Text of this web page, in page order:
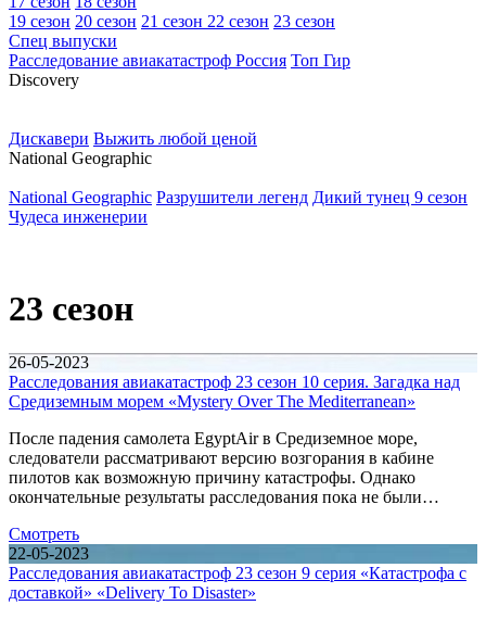
19 сезон 20 сезон 21 сезон 22 сезон 23 сезон
Спец выпуски
Расследование авиакатастроф Россия Топ Гир
Discovery
Дискавери Выжить любой ценой
National Geographic
National Geographic Разрушители легенд Дикий тунец 9 сезон
Чудеса инженерии
23 сезон
26-05-2023
Расследования авиакатастроф 23 сезон 10 серия. Загадка над
Средиземным морем «Mystery Over The Mediterranean»
После падения самолета EgyptAir в Средиземное море,
следователи рассматривают версию возгорания в кабине
пилотов как возможную причину катастрофы. Однако
окончательные результаты расследования пока не были…
Смотреть
22-05-2023
Расследования авиакатастроф 23 сезон 9 серия «Катастрофа с
доставкой» «Delivery To Disaster»